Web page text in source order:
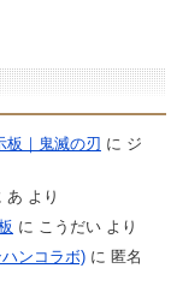
板｜鬼滅の刃 に ジ
あ より
に こうだいより
ンコラボ)に 匿名